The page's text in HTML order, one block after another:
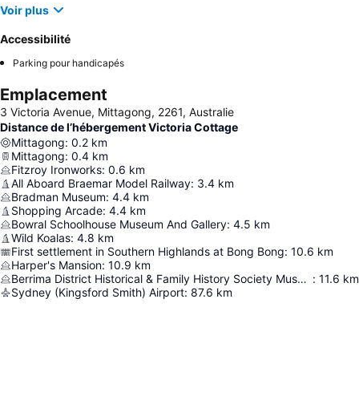
Voir plus
Accessibilité
Parking pour handicapés
Emplacement
3 Victoria Avenue, Mittagong, 2261, Australie
Distance de l’hébergement Victoria Cottage
Mittagong: 0.2 km
Mittagong: 0.4 km
Fitzroy Ironworks: 0.6 km
All Aboard Braemar Model Railway: 3.4 km
Bradman Museum: 4.4 km
Shopping Arcade: 4.4 km
Bowral Schoolhouse Museum And Gallery: 4.5 km
Wild Koalas: 4.8 km
First settlement in Southern Highlands at Bong Bong: 10.6 km
Harper's Mansion: 10.9 km
Berrima District Historical & Family History Society Museum : 11.6 km
Sydney (Kingsford Smith) Airport: 87.6 km